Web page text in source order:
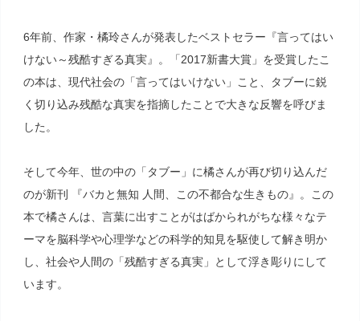
6年前、作家・橘玲さんが発表したベストセラー『言ってはい
けない～残酷すぎる真実』。「2017新書大賞」を受賞したこ
の本は、現代社会の「言ってはいけない」こと、タブーに鋭
く切り込み残酷な真実を指摘したことで大きな反響を呼びま
した。
そして今年、世の中の「タブー」に橘さんが再び切り込んだ
のが新刊 『バカと無知 人間、この不都合な生きもの』。この
本で橘さんは、言葉に出すことがはばかられがちな様々なテ
ーマを脳科学や心理学などの科学的知見を駆使して解き明か
し、社会や人間の「残酷すぎる真実」として浮き彫りにして
います。